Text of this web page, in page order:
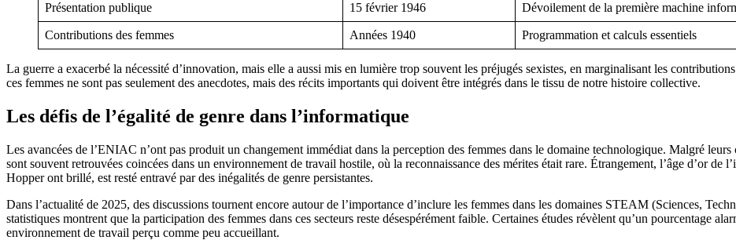
Présentation publique 15 février 1946 Dévoilement de la première machine
Contributions des femmes Années 1940 Programmation et calculs essentiels
La guerre a exacerbé la nécessité d’innovation, mais elle a aussi mis en lumière trop souvent les préjugés sexistes, en marginalisant les
ces femmes ne sont pas seulement des anecdotes, mais des récits importants qui doivent être intégrés dans le tissu de notre histoire collective.
Les défis de l’égalité de genre dans l’informatique
Les avancées de l’ENIAC n’ont pas produit un changement immédiat dans la perception des femmes dans le domaine technologique. Malgré
sont souvent retrouvées coincées dans un environnement de travail hostile, où la reconnaissance des mérites était rare. Étrangement, l’âge d’or
Hopper ont brillé, est resté entravé par des inégalités de genre persistantes.
Dans l’actualité de 2025, des discussions tournent encore autour de l’importance d’inclure les femmes dans les domaines STEAM (Sciences,
statistiques montrent que la participation des femmes dans ces secteurs reste désespérément faible. Certaines études révèlent qu’un pourcentage
environnement de travail perçu comme peu accueillant.